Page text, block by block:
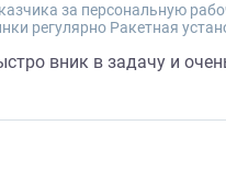
за персональную
регулярно Ракетная
вник в задачу и